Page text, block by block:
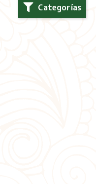
Categorías